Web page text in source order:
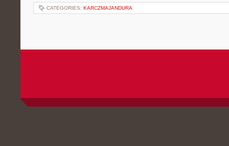
CATEGORIES: KARCZMAJANDURA